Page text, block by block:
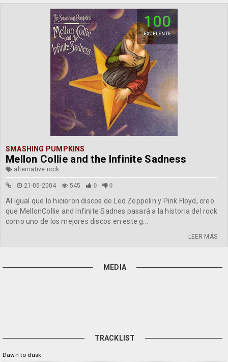
100
EXCELENTE
SMASHING PUMPKINS
Mellon Collie and the Infinite Sadness
alternative rock
21-05-2004 545 0 0
Al igual que lo hicieron discos de Led Zeppelin y Pink Floyd, creo
que MellonCollie and Infinite Sadnes pasará a la historia del rock
como uno de los mejores discos en este g...
LEER MÁS
MEDIA
TRACKLIST
Dawn to dusk